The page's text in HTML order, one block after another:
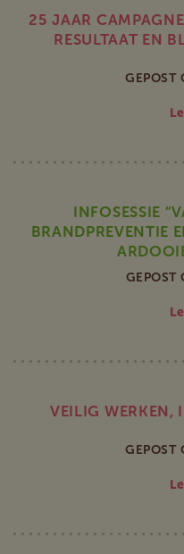
25 JAAR
RESULTAAT EN
INFOSESSIE
BRANDPREVENTIE
VEILIG WERKEN,